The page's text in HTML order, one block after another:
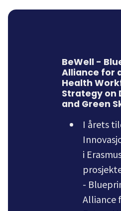
BeWell -
Alliance for
Health
Strategy on
and Green
I årets
i
-
Alliance